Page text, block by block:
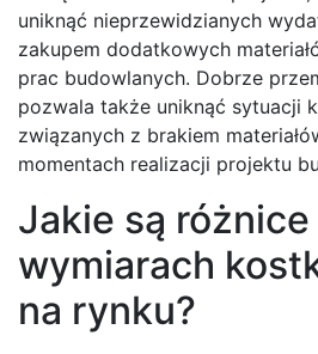
uniknąć nieprzewidzianych
zakupem dodatkowych
prac budowlanych. Dobrze
pozwala także uniknąć sytuacji
związanych z brakiem
momentach realizacji projektu
Jakie są
wymiarach
na rynku?